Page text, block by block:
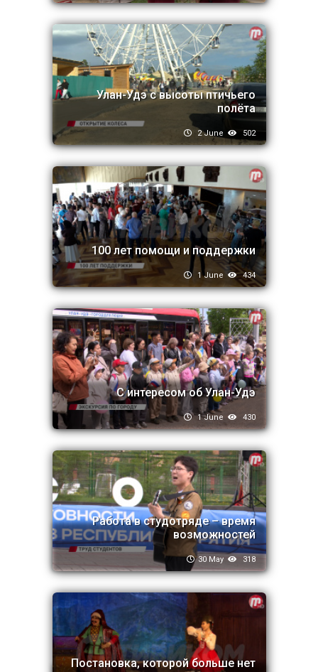
Улан-Удэ с высоты птичьего
полёта
2 June 502
100 лет помощи и поддержки
1 June 434
С интересом об Улан-Удэ
1 June 430
Работа в студотряде – время
возможностей
30 May 318
Постановка, которой больше нет